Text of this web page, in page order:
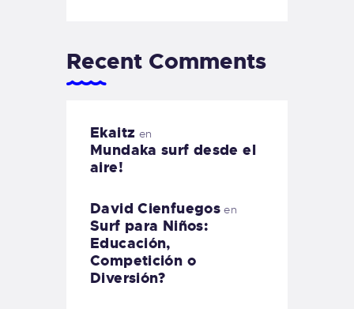
Recent Comments
Ekaitz en
Mundaka surf desde el
aire!
David Cienfuegos en
Surf para Niños:
Educación,
Competición o
Diversión?